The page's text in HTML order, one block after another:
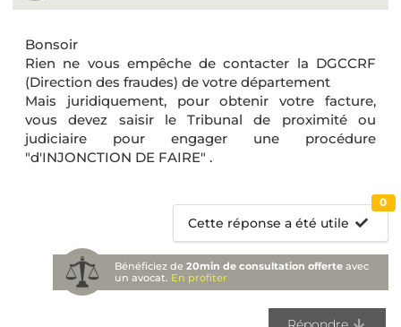
Bonsoir
Rien ne vous empêche de contacter la DGCCRF
(Direction des fraudes) de votre département
Mais juridiquement, pour obtenir votre facture,
vous devez saisir le Tribunal de proximité ou
judiciaire pour engager une procédure
"d'INJONCTION DE FAIRE" .
Cette réponse a été utile
0
Bénéficiez de20min de consultation offerte avec
un avocat. En profiter